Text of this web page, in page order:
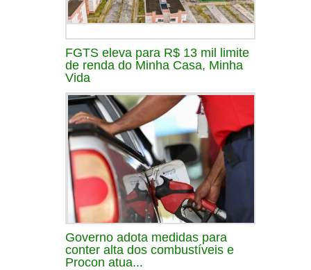
FGTS eleva para R$ 13 mil limite
de renda do Minha Casa, Minha
Vida
Governo adota medidas para
conter alta dos combustíveis e
Procon atua...